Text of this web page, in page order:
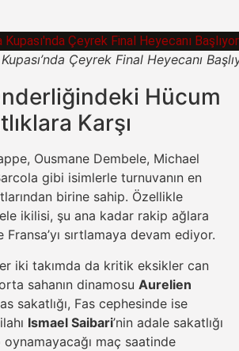
Çeyrek Final Heyecanı
Hücum
Karşı
Ousmane Dembele, Michael
gibi isimlerle turnuvanın en
birine sahip. Özellikle
ikilisi, şu ana kadar rakip ağlara
Fransa’yı sırtlamaya devam ediyor.
iki takımda da kritik eksikler can
orta sahanın dinamosu Aurelien
sakatlığı, Fas cephesinde ise
Ismael Saibari’nin adale sakatlığı
oynamayacağı maç saatinde